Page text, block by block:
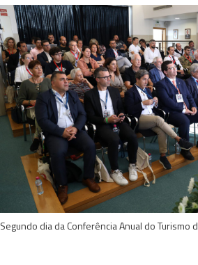
Segundo dia da Conferência Anual do Turismo